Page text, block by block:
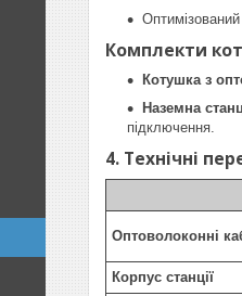
Комплекти
Котушка з
Наземна
підключення.
4. Технічні
Оптоволоконні
Корпус станції